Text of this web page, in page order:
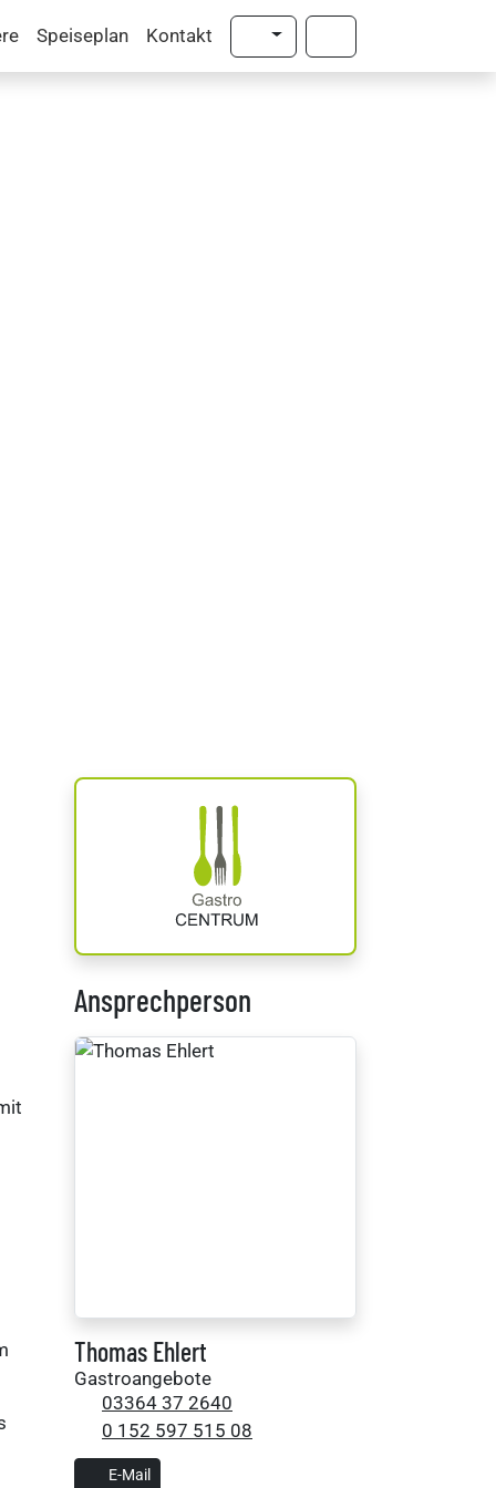
Speiseplan Kontakt Farbschema umschalten
Ansprechperson
Thomas Ehlert
Gastroangebote
03364 37 2640
0 152 597 515 08
E-Mail